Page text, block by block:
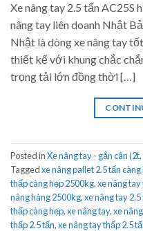
Xe nâng tay 2.5 tấn
nâng tay liên doanh Nhật
Nhật là dòng xe nâng tay
thiết kế với khung chắc
trọng tải lớn đồng thời […]
Posted inXe nâng tay - gắn cân (2t,
Taggedxe nâng pallet 2.5 tấn càng
thấp càng hẹp 2500kg,xe nâng
nâng hàng 2500kg,xe nâng tay
thấp càng hẹp,xe nâng tay,xe
thấp 2.5 tấn,xe nâng tay thấp 2.5